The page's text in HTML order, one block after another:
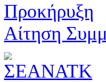
Προκήρυξη
Αίτηση